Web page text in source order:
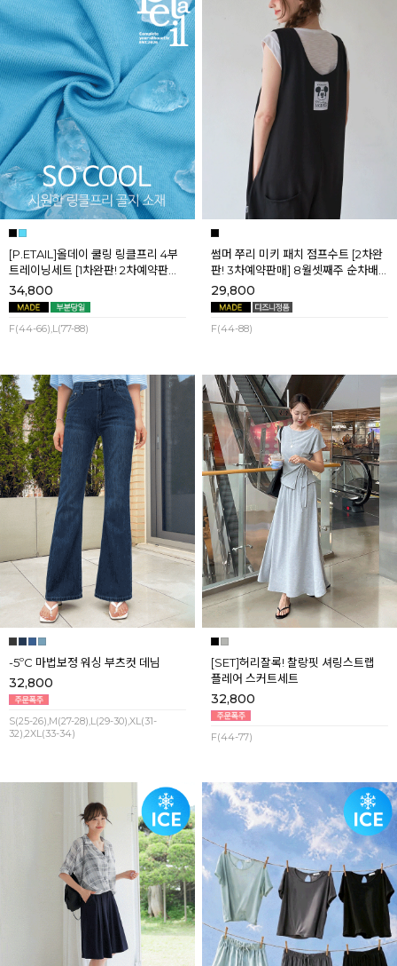
[P.ETAIL]올데이 쿨링 링클프리 4부
트레이닝세트 [1차완판! 2차예약판매]
[블랙L] 8월셋째주 순차배송
34,800
F(44-66),L(77-88)
썸머 쭈리 미키 패치 점프수트 [2차완
판! 3차예약판매] 8월셋째주 순차배
송
29,800
F(44-88)
-5ºC 마법보정 워싱 부츠컷 데님
32,800
S(25-26),M(27-28),L(29-30),XL(31-
32),2XL(33-34)
[SET]허리잘록! 찰랑핏 셔링스트랩
플레어 스커트세트
32,800
F(44-77)